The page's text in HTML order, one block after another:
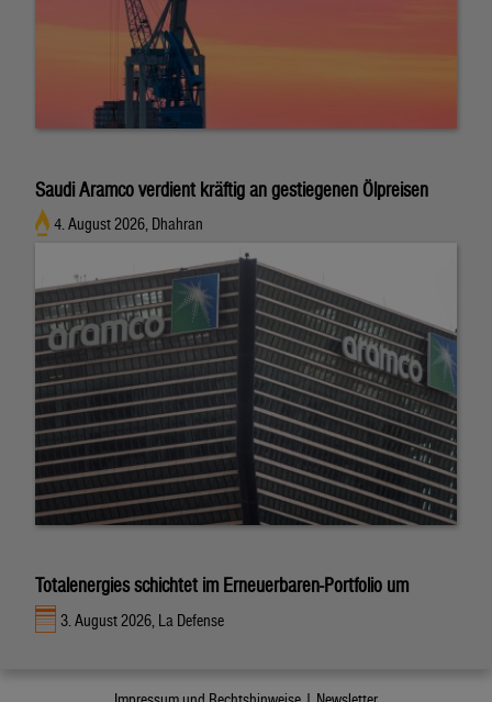
Saudi Aramco verdient kräftig an gestiegenen Ölpreisen
4. August 2026, Dhahran
Totalenergies schichtet im Erneuerbaren-Portfolio um
3. August 2026, La Defense